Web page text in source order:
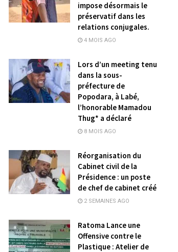
impose désormais le
préservatif dans les
relations conjugales.
4 MOIS AGO
Lors d’un meeting tenu
dans la sous-
préfecture de
Popodara, à Labé,
l’honorable Mamadou
Thug* a déclaré
8 MOIS AGO
Réorganisation du
Cabinet civil de la
Présidence : un poste
de chef de cabinet créé
2 SEMAINES AGO
Ratoma Lance une
Offensive contre le
Plastique : Atelier de